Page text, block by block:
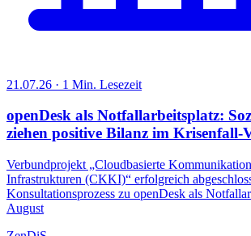
21.07.26 · 1 Min. Lesezeit
openDesk als Notfallarbeitsplatz:
ziehen positive Bilanz im
Verbundprojekt „Cloudbasierte
Infrastrukturen (CKKI)“ erfolgreich
Konsultationsprozess zu openDesk als
August